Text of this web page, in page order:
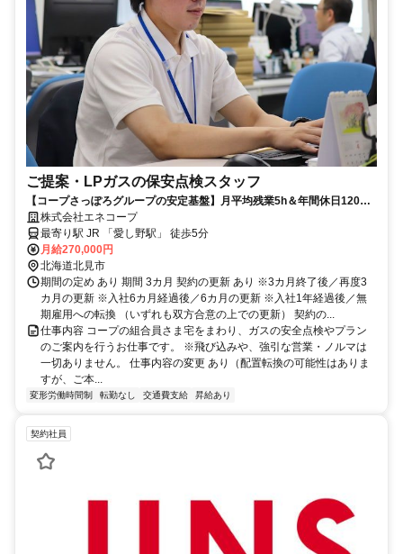
ご提案・LPガスの保安点検スタッフ
【コープさっぽろグループの安定基盤】月平均残業5h＆年間休日120
日！株式会社エネコープ
最寄り駅 JR 「愛し野駅」 徒歩5分
月給270,000円
北海道北見市
期間の定め あり 期間 3カ月 契約の更新 あり ※3カ月終了後／再度3
カ月の更新 ※入社6カ月経過後／6カ月の更新 ※入社1年経過後／無
期雇用への転換 （いずれも双方合意の上での更新） 契約の...
仕事内容 コープの組合員さま宅をまわり、ガスの安全点検やプラン
のご案内を行うお仕事です。 ※飛び込みや、強引な営業・ノルマは
一切ありません。 仕事内容の変更 あり（配置転換の可能性はありま
すが、ご本...
変形労働時間制 転勤なし 交通費支給 昇給あり
契約社員